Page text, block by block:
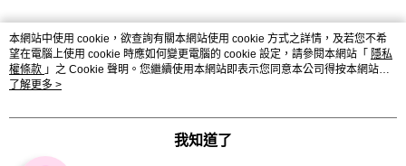
熱門標籤
本網站中使用 cookie，欲查詢有關本網站使用 cookie 方式之詳情，及若您不希
望在電腦上使用 cookie 時應如何變更電腦的 cookie 設定，請參閱本網站「 隱私
權條款 」之 Cookie 聲明。您繼續使用本網站即表示您同意本公司得按本網站使
用條款之 Cookie 聲明使用 cookie。
了解更多 >
我知道了